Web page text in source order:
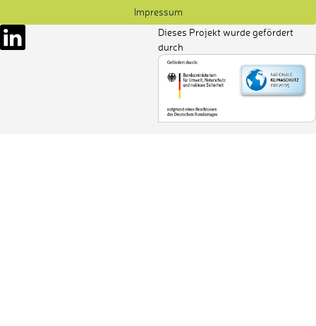
Impressum
Dieses Projekt wurde gefördert
durch